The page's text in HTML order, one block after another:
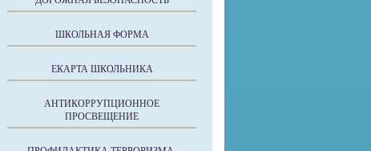
ШКОЛЬНАЯ ФОРМА
ЕКАРТА ШКОЛЬНИКА
АНТИКОРРУПЦИОННОЕ
ПРОСВЕЩЕНИЕ